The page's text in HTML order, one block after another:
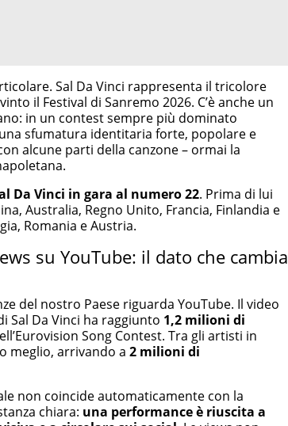
Sal Da Vinci rappresenta il tricolore
il Festival di Sanremo 2026. C’è anche un
in un contest sempre più dominato
sfumatura identitaria forte, popolare e
alcune parti della canzone – ormai la
Da Vinci in gara al numero 22. Prima di lui
Australia, Regno Unito, Francia, Finlandia e
Romania e Austria.
su YouTube: il dato che cambia
del nostro Paese riguarda YouTube. Il video
Sal Da Vinci ha raggiunto 1,2 milioni di
Song Contest. Tra gli artisti in
meglio, arrivando a 2 milioni di
non coincide automaticamente con la
chiara: una performance è riuscita a